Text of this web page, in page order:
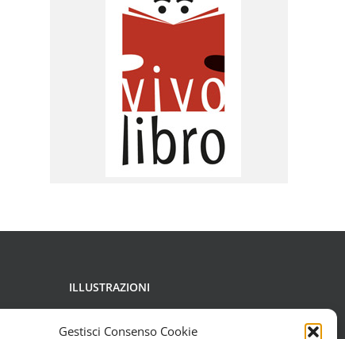
Gestisci Consenso Cookie
ILLUSTRAZIONI
Copyright di Francesca Chessa,